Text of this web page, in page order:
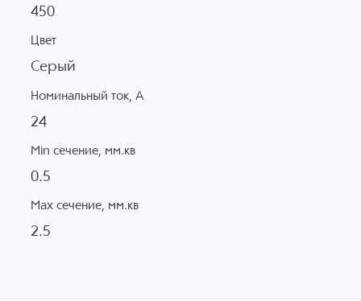
450
Цвет
Серый
Номинальный ток, А
24
Min сечение, мм.кв
0.5
Max сечение, мм.кв
2.5